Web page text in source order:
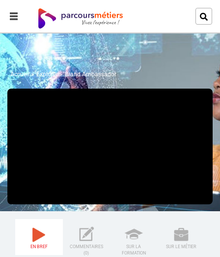
Accueil Explorer Brand Ambassador
EN BREF
COMMENTAIRES
(0)
SUR LA
FORMATION
SUR LE MÉTIER